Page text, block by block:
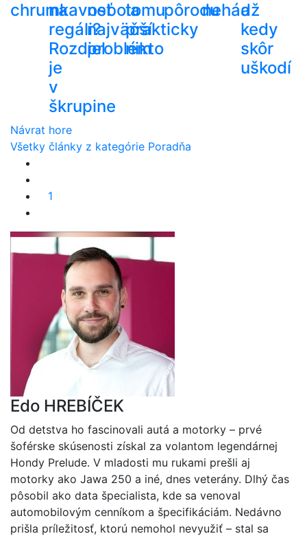
chrumkavosť
na
regáli?
Rozdiel
je
v
škrupine
nebola
najväčší
problém
tomu
prakticky
nikto
pôrodunehádž
a
kedy
skôr
uškodí
Návrat hore
Všetky články z kategórie Poradňa
1
Edo HREBÍČEK
Od detstva ho fascinovali autá a motorky – prvé
šoférske skúsenosti získal za volantom legendárnej
Hondy Prelude. V mladosti mu rukami prešli aj
motorky ako Jawa 250 a iné, dnes veterány. Dlhý čas
pôsobil ako data špecialista, kde sa venoval
automobilovým cenníkom a špecifikáciám. Nedávno
prišla príležitosť, ktorú nemohol nevyužiť – stal sa